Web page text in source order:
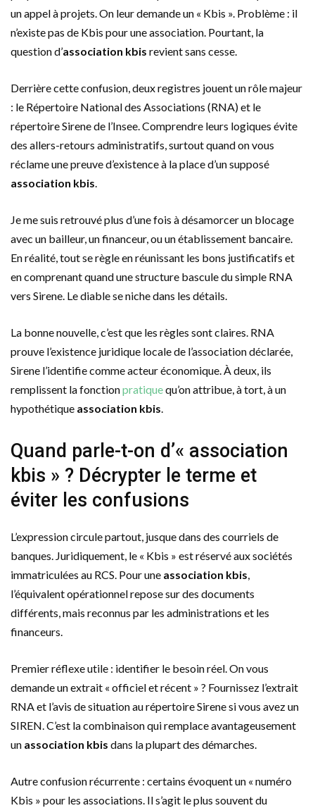
un appel à projets. On leur demande un « Kbis ». Problème : il
n’existe pas de Kbis pour une association. Pourtant, la
question d’association kbis revient sans cesse.
Derrière cette confusion, deux registres jouent un rôle majeur
: le Répertoire National des Associations (RNA) et le
répertoire Sirene de l’Insee. Comprendre leurs logiques évite
des allers-retours administratifs, surtout quand on vous
réclame une preuve d’existence à la place d’un supposé
association kbis.
Je me suis retrouvé plus d’une fois à désamorcer un blocage
avec un bailleur, un financeur, ou un établissement bancaire.
En réalité, tout se règle en réunissant les bons justificatifs et
en comprenant quand une structure bascule du simple RNA
vers Sirene. Le diable se niche dans les détails.
La bonne nouvelle, c’est que les règles sont claires. RNA
prouve l’existence juridique locale de l’association déclarée,
Sirene l’identifie comme acteur économique. À deux, ils
remplissent la fonctionpratiquequ’on attribue, à tort, à un
hypothétique association kbis.
Quand parle-t-on d’« association
kbis » ? Décrypter le terme et
éviter les confusions
L’expression circule partout, jusque dans des courriels de
banques. Juridiquement, le « Kbis » est réservé aux sociétés
immatriculées au RCS. Pour une association kbis,
l’équivalent opérationnel repose sur des documents
différents, mais reconnus par les administrations et les
financeurs.
Premier réflexe utile : identifier le besoin réel. On vous
demande un extrait « officiel et récent » ? Fournissez l’extrait
RNA et l’avis de situation au répertoire Sirene si vous avez un
SIREN. C’est la combinaison qui remplace avantageusement
un association kbis dans la plupart des démarches.
Autre confusion récurrente : certains évoquent un « numéro
Kbis » pour les associations. Il s’agit le plus souvent du